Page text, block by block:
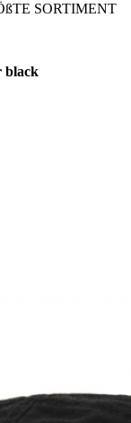
SORTIMENT
black